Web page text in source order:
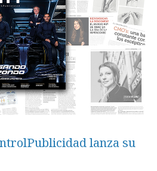
lanza su